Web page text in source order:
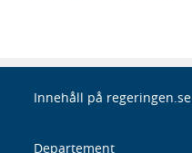
Innehåll på regeringen.se
Departement